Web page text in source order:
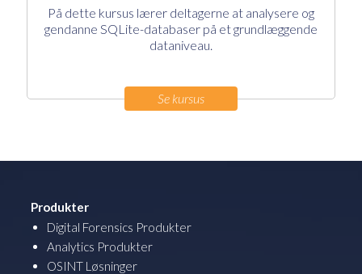
På dette kursus lærer deltagerne at analysere og
gendanne SQLite-databaser på et grundlæggende
dataniveau.
Se kursus
Produkter
Digital Forensics Produkter
Analytics Produkter
OSINT Løsninger